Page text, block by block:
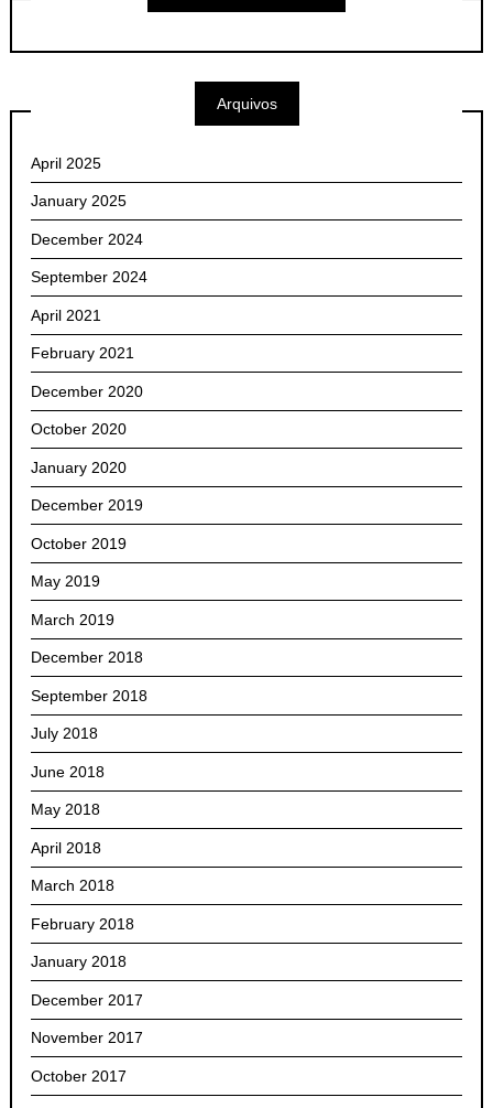
Arquivos
April 2025
January 2025
December 2024
September 2024
April 2021
February 2021
December 2020
October 2020
January 2020
December 2019
October 2019
May 2019
March 2019
December 2018
September 2018
July 2018
June 2018
May 2018
April 2018
March 2018
February 2018
January 2018
December 2017
November 2017
October 2017